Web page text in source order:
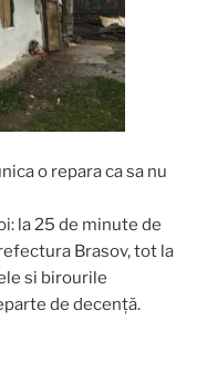
o repara ca sa nu
la 25 de minute de
Brasov, tot la
si birourile
de decență.